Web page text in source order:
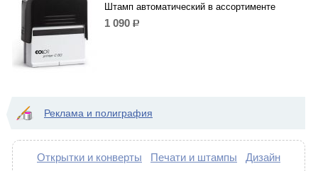
Штамп автоматический в ассортименте
1 090 р.
Реклама и полиграфия
Открытки и конверты Печати и штампы
Дизайн